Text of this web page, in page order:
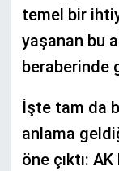
temel bir
yaşanan bu
beraberinde
İşte tam da
anlama
öne çıktı: